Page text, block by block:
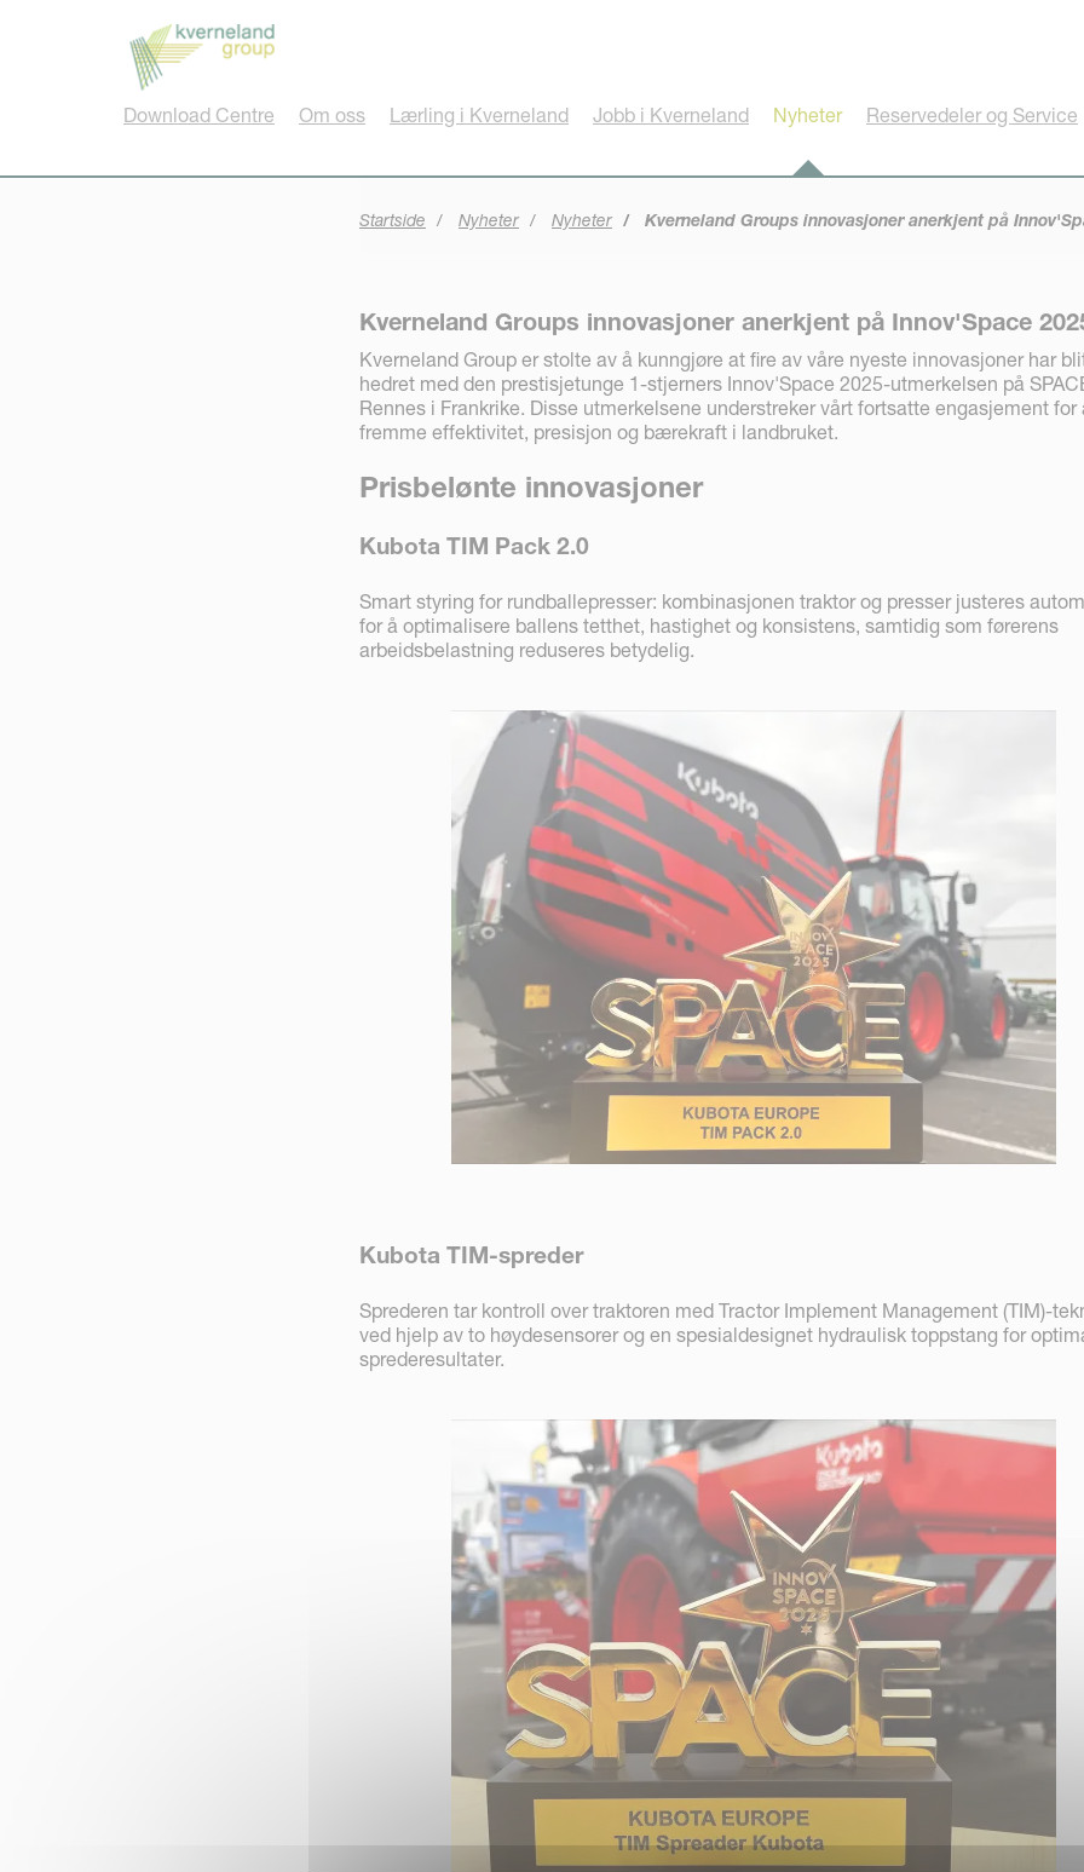
Download Centre Om oss Lærling i Kverneland Jobb i Kverneland Nyheter Reservedeler og Service
Startside Nyheter Nyheter Kverneland Groups innovasjoner anerkjent på
Kverneland Groups innovasjoner anerkjent på Innov'Space
Kverneland Group er stolte av å kunngjøre at fire av våre nyeste innovasjoner har
hedret med den prestisjetunge 1-stjerners Innov'Space 2025-utmerkelsen på
Rennes i Frankrike. Disse utmerkelsene understreker vårt fortsatte engasjement for
fremme effektivitet, presisjon og bærekraft i landbruket.
Prisbelønte innovasjoner
Kubota TIM Pack 2.0
Smart styring for rundballepresser: kombinasjonen traktor og presser justeres
for å optimalisere ballens tetthet, hastighet og konsistens, samtidig som førerens
arbeidsbelastning reduseres betydelig.
Kubota TIM-spreder
Sprederen tar kontroll over traktoren med Tractor Implement Management (TIM)-
ved hjelp av to høydesensorer og en spesialdesignet hydraulisk toppstang for
sprederesultater.